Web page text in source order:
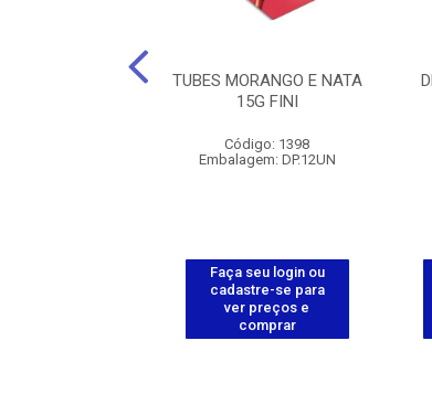
TUBES MORANGO E NATA
15G FINI
Código: 1398
Embalagem: DP.12UN
Faça seu login ou
cadastre-se para
ver preços e
comprar